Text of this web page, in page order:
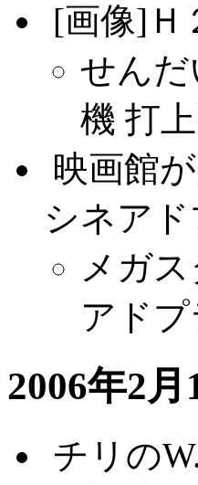
[画像]Ｈ
せんだ
機 打
映画館
シネア
メガ
アド
2006年2月
チリの